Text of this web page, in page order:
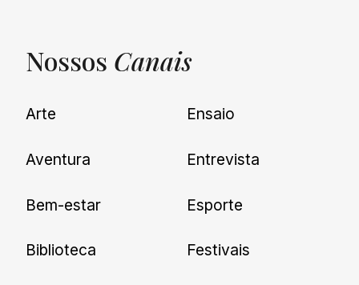
UNQUIET
Newsletter
nossas novidades.
Nossos Canais
Arte
Aventura
Bem-estar
Biblioteca
Ensaio
Entrevista
Esporte
Festivais